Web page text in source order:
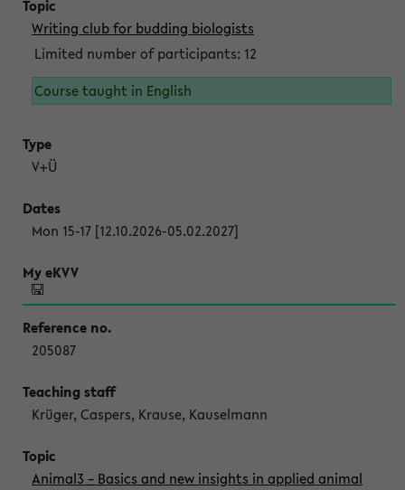
Writing club for budding biologists
Limited number of participants: 12
Course taught in English
V+Ü
Mon 15-17 [12.10.2026-05.02.2027]
205087
Krüger, Caspers, Krause, Kauselmann
Animal3 – Basics and new insights in applied animal